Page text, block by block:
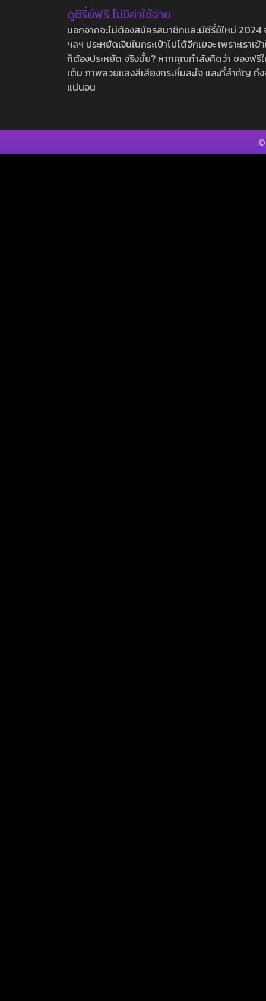
ดูซีรี่ย์ฟรี ไม่มีค่าใช้จ่าย
นอกจากจะไม่ต้องสมัครสมาชิกและมีซีรี่ย์ใหม่
ฯลฯ ประหยัดเงินในกระเป๋าไปได้อีกเยอะ เพราะเร
ก็ต้องประหยัด จริงมั้ย? หากคุณกำลังคิดว่า ของฟ
เต็ม ภาพสวยแสงสีเสียงกระหึ่มสะใจ และที่สำคัญ
แน่นอน
©